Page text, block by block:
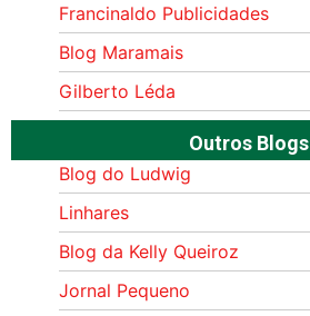
Francinaldo Publicidades
Blog Maramais
Gilberto Léda
Outros Blogs
Blog do Ludwig
Linhares
Blog da Kelly Queiroz
Jornal Pequeno